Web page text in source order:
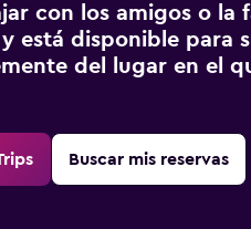
con los amigos o la
está disponible para
del lugar en el
Buscar mis reservas